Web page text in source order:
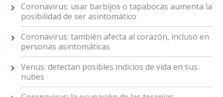
Coronavirus: usar barbijos o tapabocas aumenta la
posibilidad de ser asintomático
Coronavirus: también afecta al corazón, incluso en
personas asintomáticas
Venus: detectan posibles indicios de vida en sus
nubes